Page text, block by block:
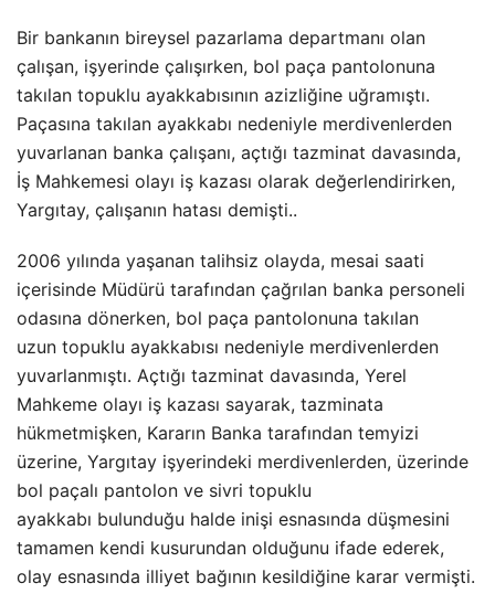
Bir bankanın bireysel pazarlama departmanı olan
çalışan, işyerinde çalışırken, bol paça pantolonuna
takılan topuklu ayakkabısının azizliğine uğramıştı.
Paçasına takılan ayakkabı nedeniyle merdivenlerden
yuvarlanan banka çalışanı, açtığı tazminat davasında,
İş Mahkemesi olayı iş kazası olarak değerlendirirken,
Yargıtay, çalışanın hatası demişti..
2006 yılında yaşanan talihsiz olayda, mesai saati
içerisinde Müdürü tarafından çağrılan banka personeli
odasına dönerken, bol paça pantolonuna takılan
uzun topuklu ayakkabısı nedeniyle merdivenlerden
yuvarlanmıştı. Açtığı tazminat davasında, Yerel
Mahkeme olayı iş kazası sayarak, tazminata
hükmetmişken, Kararın Banka tarafından temyizi
üzerine, Yargıtay işyerindeki merdivenlerden, üzerinde
bol paçalı pantolon ve sivri topuklu
ayakkabı bulunduğu halde inişi esnasında düşmesini
tamamen kendi kusurundan olduğunu ifade ederek,
olay esnasında illiyet bağının kesildiğine karar vermişti.